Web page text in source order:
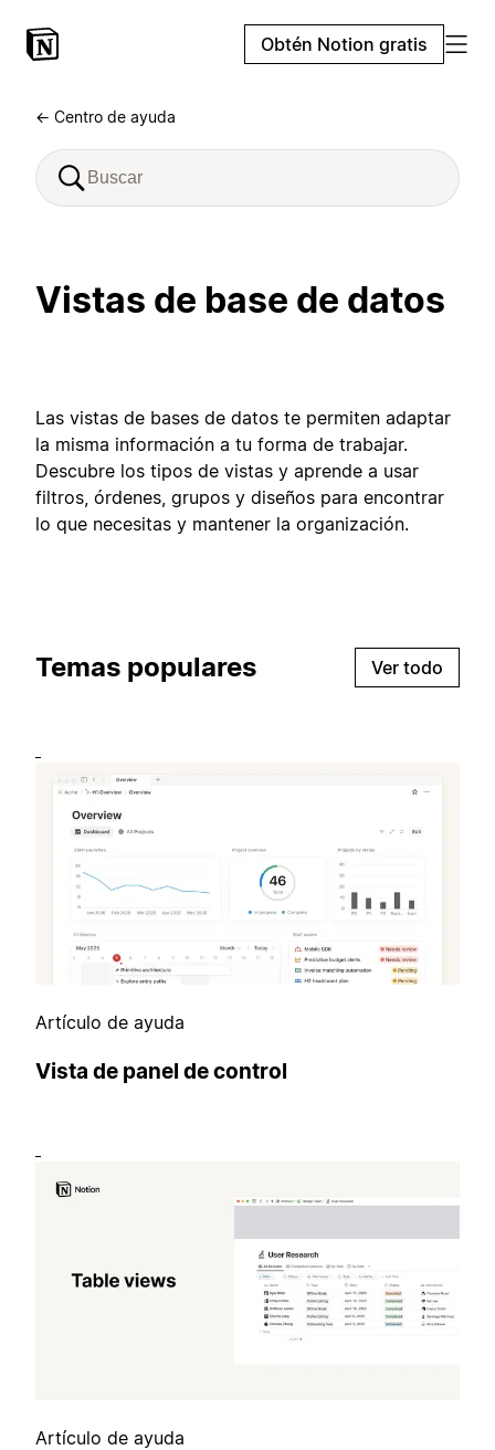
Obtén Notion gratis
← Centro de ayuda
Vistas de base de datos
Las vistas de bases de datos te permiten adaptar
la misma información a tu forma de trabajar.
Descubre los tipos de vistas y aprende a usar
filtros, órdenes, grupos y diseños para encontrar
lo que necesitas y mantener la organización.
Temas populares Ver todo
Artículo de ayuda
Vista de panel de control
Artículo de ayuda